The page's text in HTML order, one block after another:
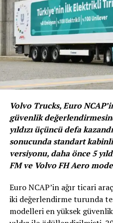
Kasım 2021 tarihinde 374
ile satışa sunuluyor.
Honda Civic Sedan Türkiye
ve piyasadaki en güçlü
Volvo Trucks, Euro
güvenlik
yıldızı üçüncü defa
sonucunda standart
versiyonu, daha önce 5
FM ve Volvo FH Aero
Euro NCAP’in ağır ticari
iki değerlendirme turunda
modelleri en yüksek